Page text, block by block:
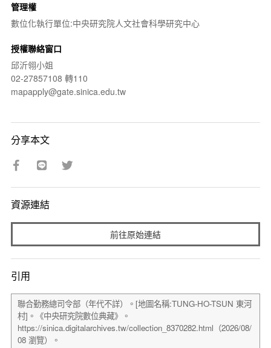
管理權
數位化執行單位:中央研究院人文社會科學研究中心
授權聯絡窗口
邱沂翎小姐
02-27857108 轉110
mapapply@gate.sinica.edu.tw
分享本文
資源連結
前往原始連結
引用